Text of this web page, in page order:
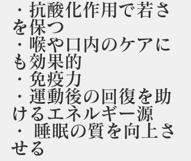
・抗酸化作用で若さ
を保つ
・喉や口内のケアに
も効果的
・免疫力
・運動後の回復を助
けるエネルギー源
・ 睡眠の質を向上さ
せる